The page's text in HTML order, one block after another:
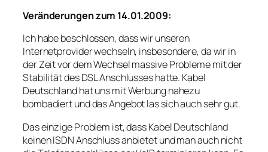
Veränderungen zum 14.01.2009:
Ich habe beschlossen, dass wir unseren
Internetprovider wechseln, insbesondere, da wir in
der Zeit vor dem Wechsel massive Probleme mit der
Stabilität des DSL Anschlusses hatte. Kabel
Deutschland hat uns mit Werbung nahezu
bombadiert und das Angebot las sich auch sehr gut.
Das einzige Problem ist, dass Kabel Deutschland
keinen ISDN Anschluss anbietet und man auch nicht